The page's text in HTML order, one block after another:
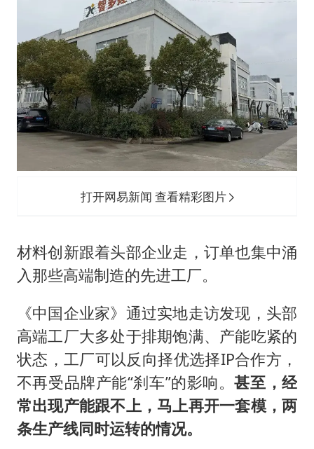
打开网易新闻 查看精彩图片
材料创新跟着头部企业走，订单也集中涌
入那些高端制造的先进工厂。
《中国企业家》通过实地走访发现，头部
高端工厂大多处于排期饱满、产能吃紧的
状态，工厂可以反向择优选择IP合作方，
不再受品牌产能“刹车”的影响。甚至，经
常出现产能跟不上，马上再开一套模，两
条生产线同时运转的情况。